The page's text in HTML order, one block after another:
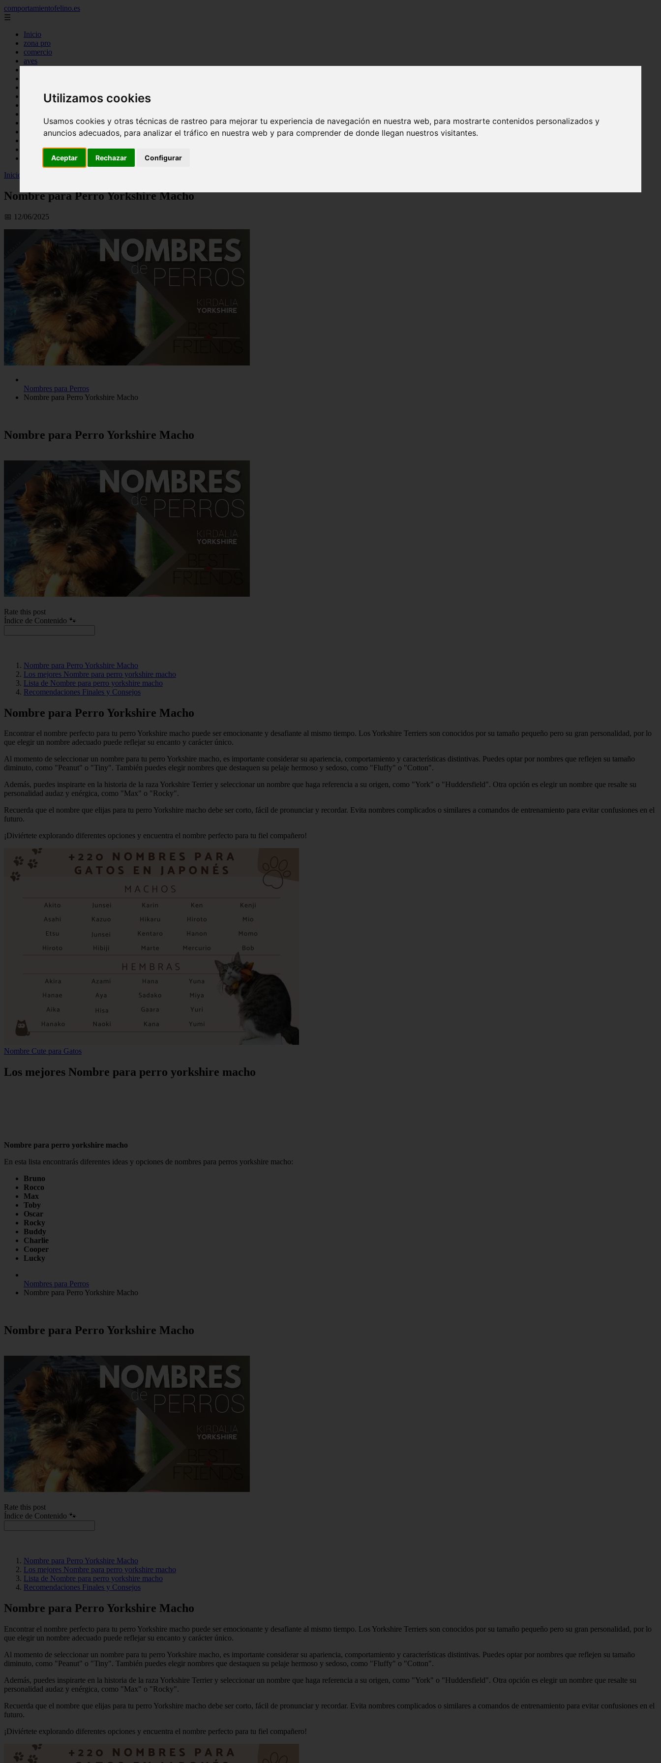
Utilizamos cookies
Usamos cookies y otras técnicas de rastreo para mejorar tu experiencia de navegación en nuestra web, para mostrarte contenidos personalizados y
anuncios adecuados, para analizar el tráfico en nuestra web y para comprender de donde llegan nuestros visitantes.
Aceptar Rechazar Configurar
comportamientofelino.es
☰
Inicio
zona pro
comercio
aves
acuariofilia
articulos
nombres para gatos
novedades
uncategorized
Inicio
Nombre para Perro Yorkshire Macho
📅 12/06/2025
Nombres para Perros
Nombre para Perro Yorkshire Macho
Nombre para Perro Yorkshire Macho
Rate this post
Índice de Contenido 🐾
Nombre para Perro Yorkshire Macho
Los mejores Nombre para perro yorkshire macho
Lista de Nombre para perro yorkshire macho
Recomendaciones Finales y Consejos
Nombre para Perro Yorkshire Macho
Encontrar el nombre perfecto para tu perro Yorkshire macho puede ser emocionante y desafiante al mismo tiempo. Los Yorkshire Terriers son conocidos por su tamaño pequeño pero su gran personalidad, por lo
que elegir un nombre adecuado puede reflejar su encanto y carácter único.
Al momento de seleccionar un nombre para tu perro Yorkshire macho, es importante considerar su apariencia, comportamiento y características distintivas. Puedes optar por nombres que reflejen su tamaño
diminuto, como "Peanut" o "Tiny". También puedes elegir nombres que destaquen su pelaje hermoso y sedoso, como "Fluffy" o "Cotton".
Además, puedes inspirarte en la historia de la raza Yorkshire Terrier y seleccionar un nombre que haga referencia a su origen, como "York" o "Huddersfield". Otra opción es elegir un nombre que resalte su
personalidad audaz y enérgica, como "Max" o "Rocky".
Recuerda que el nombre que elijas para tu perro Yorkshire macho debe ser corto, fácil de pronunciar y recordar. Evita nombres complicados o similares a comandos de entrenamiento para evitar confusiones en el
futuro.
¡Diviértete explorando diferentes opciones y encuentra el nombre perfecto para tu fiel compañero!
Nombre Cute para Gatos
Los mejores Nombre para perro yorkshire macho
Nombre para perro yorkshire macho
En esta lista encontrarás diferentes ideas y opciones de nombres para perros yorkshire macho:
Bruno
Rocco
Max
Toby
Oscar
Rocky
Buddy
Charlie
Cooper
Lucky
Nombres para Perros
Nombre para Perro Yorkshire Macho
Nombre para Perro Yorkshire Macho
Rate this post
Índice de Contenido 🐾
Nombre para Perro Yorkshire Macho
Los mejores Nombre para perro yorkshire macho
Lista de Nombre para perro yorkshire macho
Recomendaciones Finales y Consejos
Nombre para Perro Yorkshire Macho
Encontrar el nombre perfecto para tu perro Yorkshire macho puede ser emocionante y desafiante al mismo tiempo. Los Yorkshire Terriers son conocidos por su tamaño pequeño pero su gran personalidad, por lo
que elegir un nombre adecuado puede reflejar su encanto y carácter único.
Al momento de seleccionar un nombre para tu perro Yorkshire macho, es importante considerar su apariencia, comportamiento y características distintivas. Puedes optar por nombres que reflejen su tamaño
diminuto, como "Peanut" o "Tiny". También puedes elegir nombres que destaquen su pelaje hermoso y sedoso, como "Fluffy" o "Cotton".
Además, puedes inspirarte en la historia de la raza Yorkshire Terrier y seleccionar un nombre que haga referencia a su origen, como "York" o "Huddersfield". Otra opción es elegir un nombre que resalte su
personalidad audaz y enérgica, como "Max" o "Rocky".
Recuerda que el nombre que elijas para tu perro Yorkshire macho debe ser corto, fácil de pronunciar y recordar. Evita nombres complicados o similares a comandos de entrenamiento para evitar confusiones en el
futuro.
¡Diviértete explorando diferentes opciones y encuentra el nombre perfecto para tu fiel compañero!